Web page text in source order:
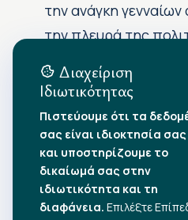
την ανάγκη
την πλευρά της
Αρχείο
•Αύγουστος 2026
•Ιούλιος 2026
•Ιούνιος 2026
•Μάιος 2026
•Απρίλιος 2026
Διαχείριση
Ιδιωτικότητας
Πιστεύουμε ότι τα
σας είναι ιδιοκτησία σας
και υποστηρίζουμε το
δικαίωμά σας στην
ιδιωτικότητα και τη
διαφάνεια. Επιλέξτε